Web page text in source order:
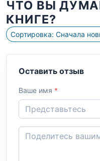
ЧТО ВЫ
КНИГЕ?
Сортировка: Сначала
Оставить отзыв
Ваше имя *